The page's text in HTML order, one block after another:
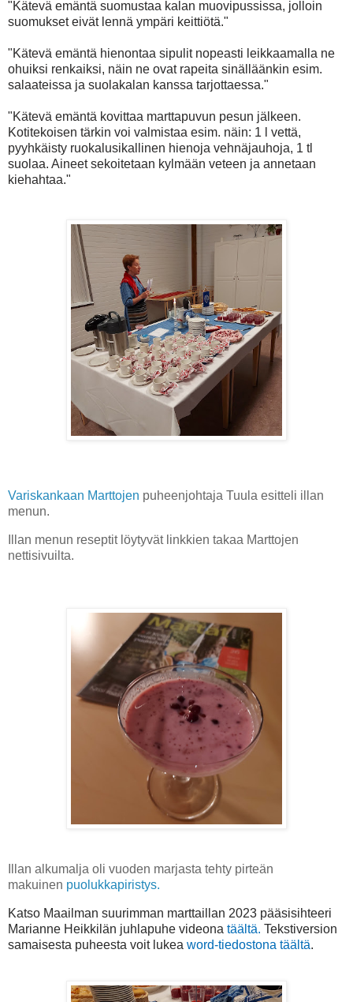
"Kätevä emäntä suomustaa kalan muovipussissa, jolloin
suomukset eivät lennä ympäri keittiötä."
"Kätevä emäntä hienontaa sipulit nopeasti leikkaamalla ne
ohuiksi renkaiksi, näin ne ovat rapeita sinälläänkin esim.
salaateissa ja suolakalan kanssa tarjottaessa."
"Kätevä emäntä kovittaa marttapuvun pesun jälkeen.
Kotitekoisen tärkin voi valmistaa esim. näin: 1 l vettä,
pyyhkäisty ruokalusikallinen hienoja vehnäjauhoja, 1 tl
suolaa. Aineet sekoitetaan kylmään veteen ja annetaan
kiehahtaa."
Variskankaan Marttojen puheenjohtaja Tuula esitteli illan
menun.
Illan menun reseptit löytyvät linkkien takaa Marttojen
nettisivuilta.
Illan alkumalja oli vuoden marjasta tehty pirteän
makuinen puolukkapiristys.
Katso Maailman suurimman marttaillan 2023 pääsisihteeri
Marianne Heikkilän juhlapuhe videona täältä. Tekstiversion
samaisesta puheesta voit lukea word-tiedostona täältä.